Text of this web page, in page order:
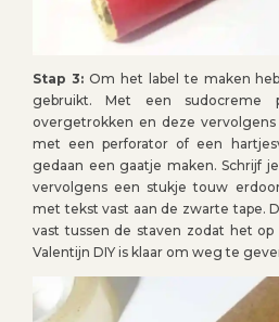
Stap 3:Om het label te maken
gebruikt. Met een
overgetrokken en deze
met een perforator of een
gedaan een gaatje maken. Schrijf
vervolgens een stukje touw
met tekst vast aan de zwarte tape.
vast tussen de staven zodat het
Valentijn DIY is klaar om weg te